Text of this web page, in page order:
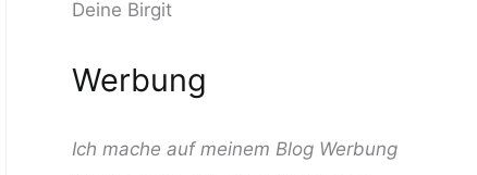
Deine Birgit
Werbung
Ich mache auf meinem Blog Werbung